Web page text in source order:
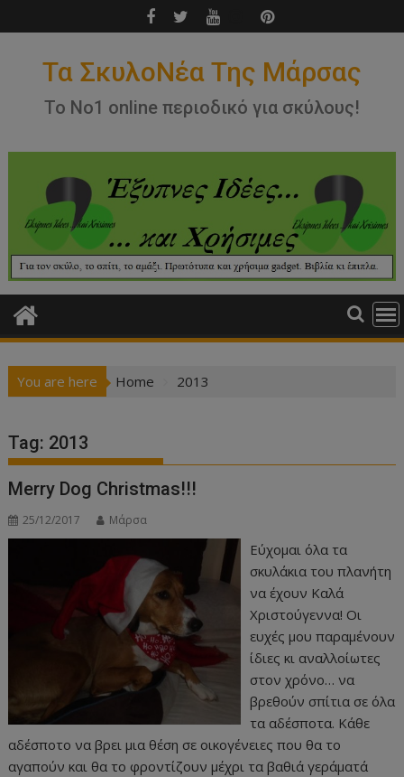
to
Τα ΣκυλοΝέα Της Μάρσας
Το Νο1 online περιοδικό για σκύλους!
You are here Home 2013
Tag: 2013
Merry Dog Christmas!!!
25/12/2017 Μάρσα
Εύχομαι όλα τα
σκυλάκια του πλανήτη
να έχουν Καλά
Χριστούγεννα! Οι
ευχές μου παραμένουν
ίδιες κι αναλλοίωτες
στον χρόνο… να
βρεθούν σπίτια σε όλα
τα αδέσποτα. Κάθε
αδέσποτο να βρει μια θέση σε οικογένειες που θα το
αγαπούν και θα το φροντίζουν μέχρι τα βαθιά γεράματά